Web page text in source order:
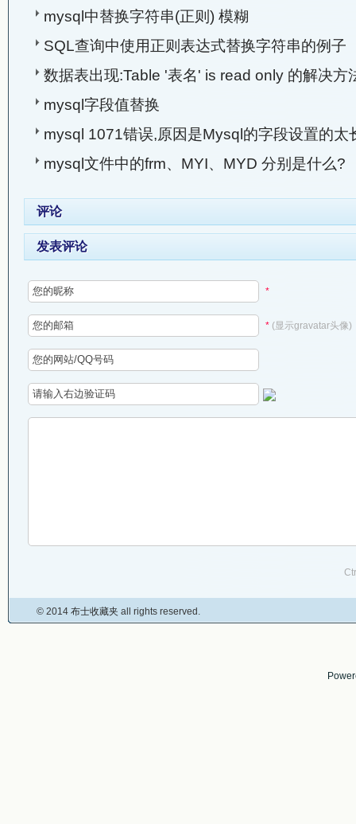
mysql中替换字符串(正则) 模糊
SQL查询中使用正则表达式替换字符串的例子
数据表出现:Table '表名' is read only 的解决方
mysql字段值替换
mysql 1071错误,原因是Mysql的字段设置的太
mysql文件中的frm、MYI、MYD 分别是什么?
评论
发表评论
*
* (显示gravatar头像)
© 2014 布士收藏夹 all rights reserved.